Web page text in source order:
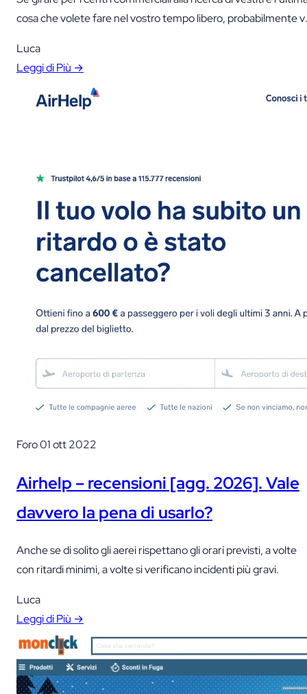
cosa che volete fare nel vostro tempo libero, probabilmente vi
Luca
Leggi di Più →
Foro01 ott 2022
Airhelp – recensioni [agg. 2026]. Vale
davvero la pena di usarlo?
Anche se di solito gli aerei rispettano gli orari previsti, a volte
con ritardi minimi, a volte si verificano incidenti più gravi.
Luca
Leggi di Più →